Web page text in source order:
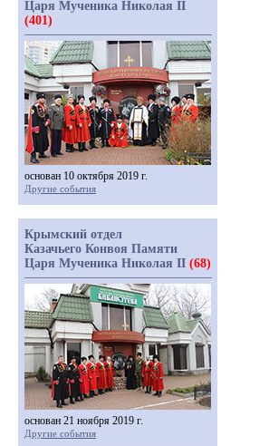
Царя Мученика Николая II
(401)
основан 10 октября 2019 г.
Другие события
Крымский отдел
Казачьего Конвоя Памяти
Царя Мученика Николая II (68)
основан 21 ноября 2019 г.
Другие события